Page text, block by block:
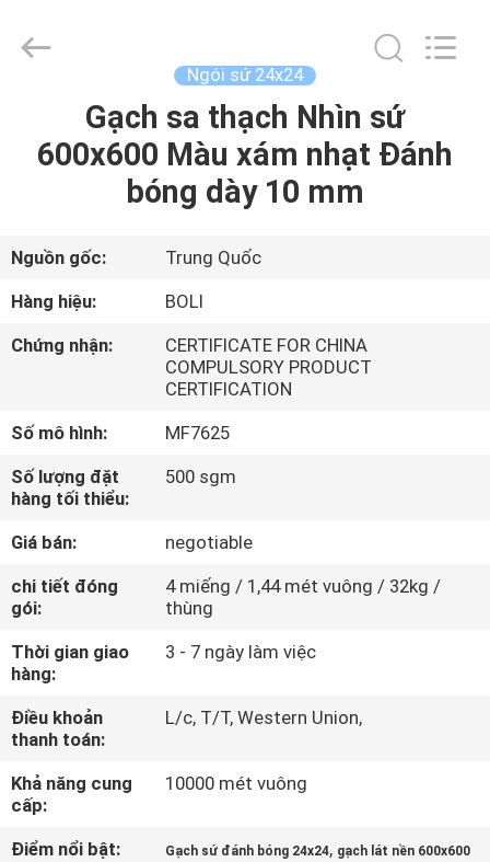
VIDEO
VỀ
TÔI
CHUYẾN
THAM
QUAN
NHÀ
MÁY
KIỂM
SOÁT
CHẤT
LƯỢNG
CERAMICS
Ngói sứ 24x24
Gạch sa thạch Nhìn sứ
600x600 Màu xám nhạt Đánh
bóng dày 10 mm
Nguồn gốc:
Trung Quốc
Hàng hiệu:
BOLI
Chứng nhận:
CERTIFICATE FOR CHINA
COMPULSORY PRODUCT
CERTIFICATION
Số mô hình:
MF7625
Số lượng đặt
hàng tối thiểu:
500 sgm
Giá bán:
negotiable
chi tiết đóng
gói:
4 miếng / 1,44 mét vuông / 32kg /
thùng
Thời gian giao
hàng:
3 - 7 ngày làm việc
Điều khoản
thanh toán:
L/c, T/T, Western Union,
Khả năng cung
cấp:
10000 mét vuông
Điểm nổi bật: Gạch sứ đánh bóng 24x24, gạch lát nền 600x600